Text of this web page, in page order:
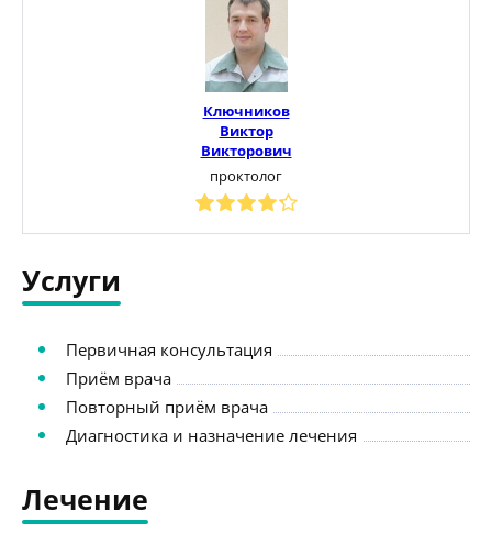
Ключников
Виктор
Викторович
проктолог
Услуги
Первичная консультация
Приём врача
Повторный приём врача
Диагностика и назначение лечения
Лечение